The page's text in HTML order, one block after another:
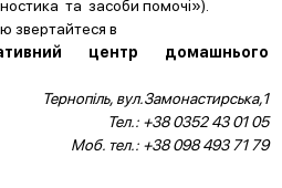
та засоби помочі»).
звертайтеся в
центр домашнього
Тернопіль, вул.Замонастирська,1
Тел.: +38 0352 43 01 05
Моб. тел.: +38 098 493 71 79